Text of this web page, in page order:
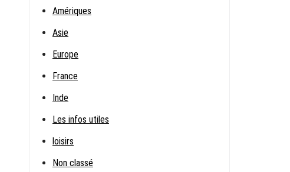
Amériques
Asie
Europe
France
Inde
Les infos utiles
loisirs
Non classé